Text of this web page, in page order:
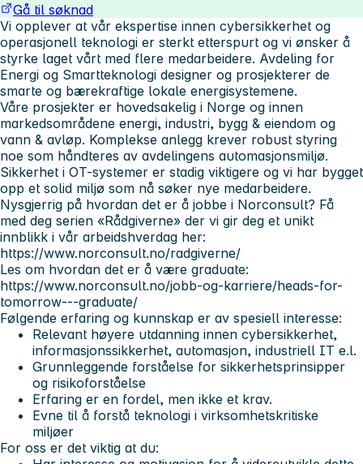
Gå til søknad
Vi opplever at vår ekspertise innen cybersikkerhet og
operasjonell teknologi er sterkt etterspurt og vi ønsker å
styrke laget vårt med flere medarbeidere. Avdeling for
Energi og Smartteknologi designer og prosjekterer de
smarte og bærekraftige lokale energisystemene.
Våre prosjekter er hovedsakelig i Norge og innen
markedsområdene energi, industri, bygg & eiendom og
vann & avløp. Komplekse anlegg krever robust styring
noe som håndteres av avdelingens automasjonsmiljø.
Sikkerhet i OT-systemer er stadig viktigere og vi har bygget
opp et solid miljø som nå søker nye medarbeidere.
Nysgjerrig på hvordan det er å jobbe i Norconsult? Få
med deg serien «Rådgiverne» der vi gir deg et unikt
innblikk i vår arbeidshverdag her:
https://www.norconsult.no/radgiverne/
Les om hvordan det er å være graduate:
https://www.norconsult.no/jobb-og-karriere/heads-for-
tomorrow---graduate/
Følgende erfaring og kunnskap er av spesiell interesse:
Relevant høyere utdanning innen cybersikkerhet,
informasjonssikkerhet, automasjon, industriell IT e.l.
Grunnleggende forståelse for sikkerhetsprinsipper
og risikoforståelse
Erfaring er en fordel, men ikke et krav.
Evne til å forstå teknologi i virksomhetskritiske
miljøer
For oss er det viktig at du: